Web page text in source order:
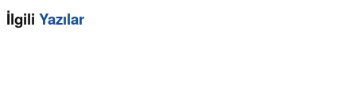
İlgili Yazılar